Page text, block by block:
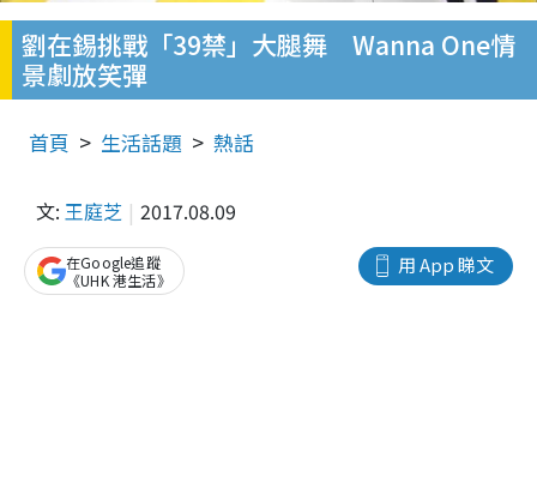
劉在錫挑戰「39禁」大腿舞 Wanna One情
景劇放笑彈
首頁 生活話題 熱話
文: 王庭芝 2017.08.09
用 App 睇文
在Google追蹤
《UHK 港生活》